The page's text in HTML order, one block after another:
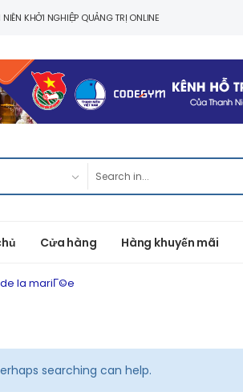
KHỞI NGHIỆP QUẢNG TRỊ ONLINE
Cửa hàng Hàng khuyến mãi
la mariГ©e
searching can help.